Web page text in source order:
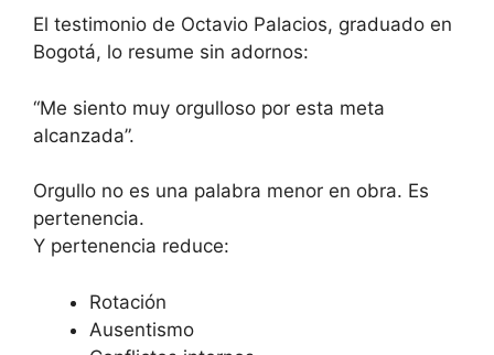
El testimonio de Octavio Palacios, graduado en
Bogotá, lo resume sin adornos:
“Me siento muy orgulloso por esta meta
alcanzada”.
Orgullo no es una palabra menor en obra. Es
pertenencia.
Y pertenencia reduce:
Rotación
Ausentismo